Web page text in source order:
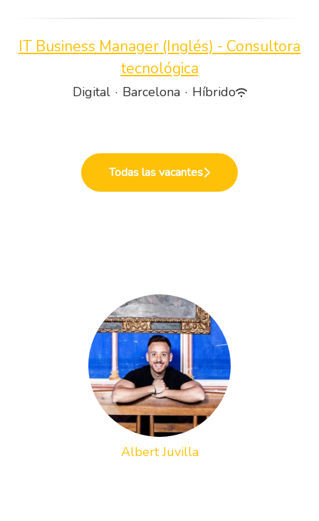
IT Business Manager (Inglés) - Consultora
tecnológica
Digital · Barcelona · Híbrido
Todas las vacantes
Albert Juvilla